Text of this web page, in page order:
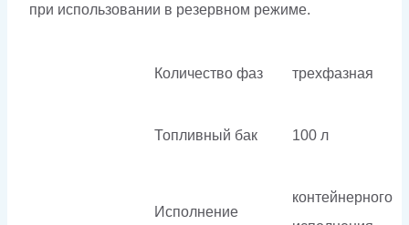
при использовании в резервном режиме.
Количество фаз трехфазная
Топливный бак 100 л
Исполнение
контейнерного